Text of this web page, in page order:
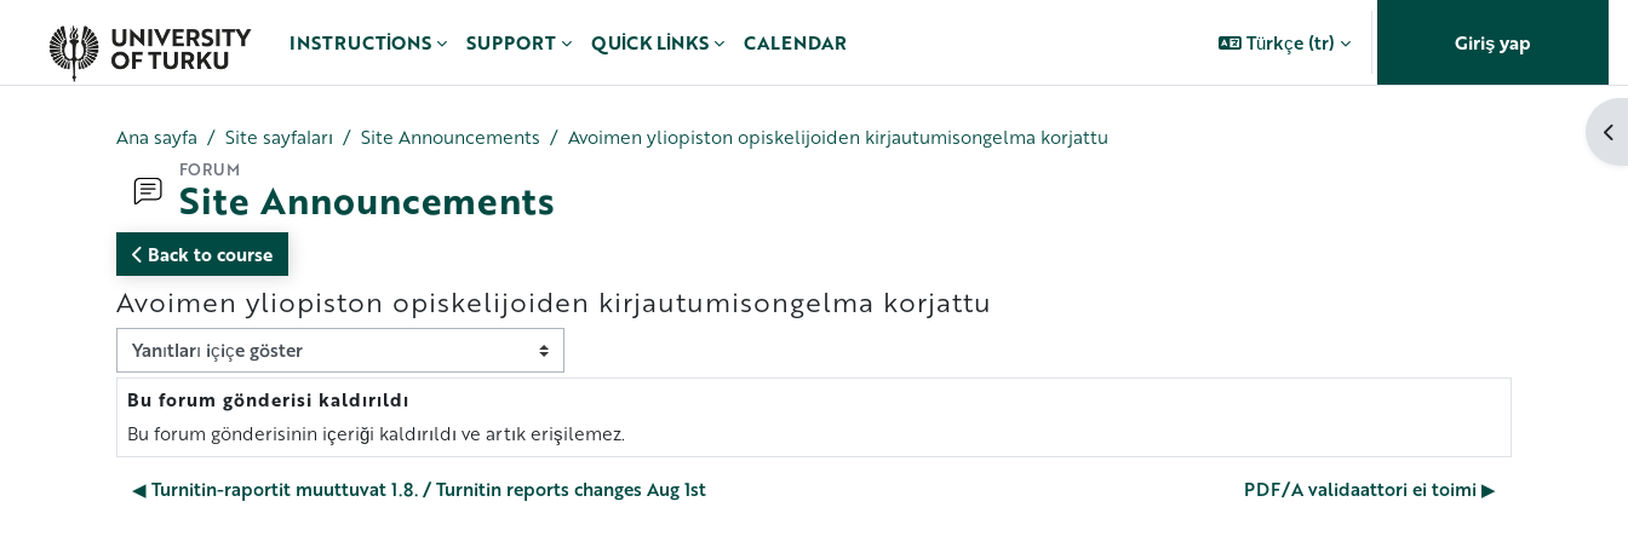
INSTRUCTIONS
SUPPORT QUICK LINKS CALENDAR Türkçe ‎(tr)‎ Giriş yap
Ana sayfa Site sayfaları Site Announcements Avoimen yliopiston opiskelijoiden kirjautumisongelma korjattu
FORUM
Site Announcements
Back to course
Avoimen yliopiston opiskelijoiden kirjautumisongelma korjattu
Görünüm modu
Bu forum gönderisi kaldırıldı
Yanıt sayısı: 0
Bu forum gönderisinin içeriği kaldırıldı ve artık erişilemez.
◀︎ Turnitin-raportit muuttuvat 1.8. / Turnitin reports changes Aug 1st PDF/A validaattori ei toimi ▶︎